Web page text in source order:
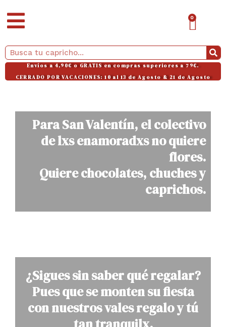
0
Buscar
Envíos a 4,90€ o GRATIS en compras superiores a 79€.
CERRADO POR VACACIONES: 10 al 13 de Agosto & 21 de Agosto
Para San Valentín, el colectivo
de lxs enamoradxs no quiere
flores.
Quiere chocolates, chuches y
caprichos.
¿Sigues sin saber qué regalar?
Pues que se monten su fiesta
con nuestros vales regalo y tú